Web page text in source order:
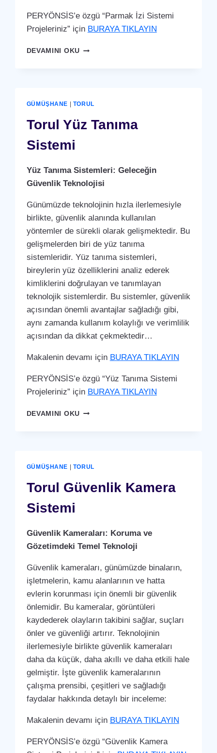
PERYÖNSİS’e özgü “Parmak İzi Sistemi
Projeleriniz” için BURAYA TIKLAYIN
DEVAMINI OKUTORUL
GÜMÜŞHANE TORUL
Torul Yüz Tanıma
Sistemi
Yüz Tanıma Sistemleri: Geleceğin
Güvenlik Teknolojisi
Günümüzde teknolojinin hızla ilerlemesiyle
birlikte, güvenlik alanında kullanılan
yöntemler de sürekli olarak gelişmektedir. Bu
gelişmelerden biri de yüz tanıma
sistemleridir. Yüz tanıma sistemleri,
bireylerin yüz özelliklerini analiz ederek
kimliklerini doğrulayan ve tanımlayan
teknolojik sistemlerdir. Bu sistemler, güvenlik
açısından önemli avantajlar sağladığı gibi,
aynı zamanda kullanım kolaylığı ve verimlilik
açısından da dikkat çekmektedir…
Makalenin devamı için BURAYA TIKLAYIN
PERYÖNSİS’e özgü “Yüz Tanıma Sistemi
Projeleriniz” için BURAYA TIKLAYIN
DEVAMINI OKUTORUL
GÜMÜŞHANE TORUL
Torul Güvenlik Kamera
Sistemi
Güvenlik Kameraları: Koruma ve
Gözetimdeki Temel Teknoloji
Güvenlik kameraları, günümüzde binaların,
işletmelerin, kamu alanlarının ve hatta
evlerin korunması için önemli bir güvenlik
önlemidir. Bu kameralar, görüntüleri
kaydederek olayların takibini sağlar, suçları
önler ve güvenliği artırır. Teknolojinin
ilerlemesiyle birlikte güvenlik kameraları
daha da küçük, daha akıllı ve daha etkili hale
gelmiştir. İşte güvenlik kameralarının
çalışma prensibi, çeşitleri ve sağladığı
faydalar hakkında detaylı bir inceleme:
Makalenin devamı için BURAYA TIKLAYIN
PERYÖNSİS’e özgü “Güvenlik Kamera